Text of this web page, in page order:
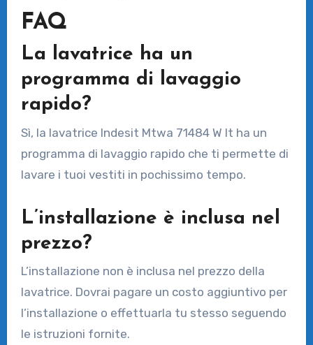
FAQ
La lavatrice ha un
programma di lavaggio
rapido?
Sì, la lavatrice Indesit Mtwa 71484 W It ha un
programma di lavaggio rapido che ti permette di
lavare i tuoi vestiti in pochissimo tempo.
L’installazione è inclusa nel
prezzo?
L’installazione non è inclusa nel prezzo della
lavatrice. Dovrai pagare un costo aggiuntivo per
l’installazione o effettuarla tu stesso seguendo
le istruzioni fornite.